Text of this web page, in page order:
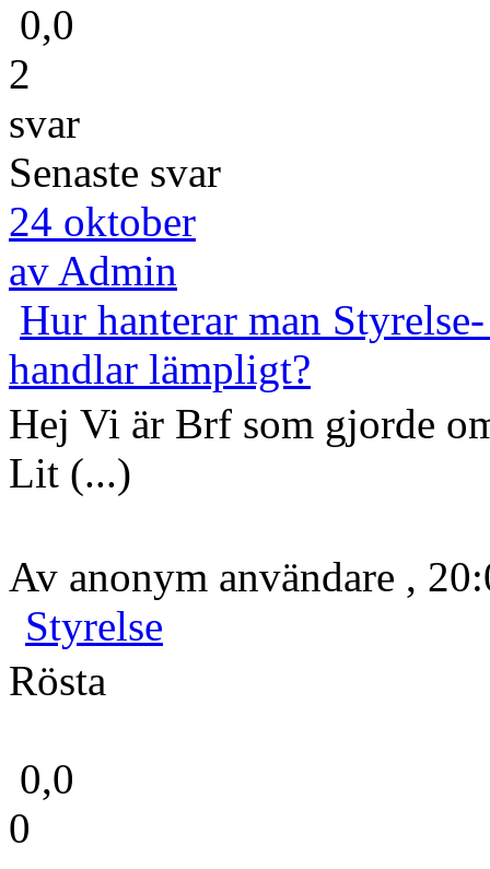
0,0
2
svar
Senaste svar
24 oktober
av Admin
Hur hanterar man
handlar lämpligt?
Hej Vi är Brf som gjorde
Lit (...)
Av anonym användare ,
Styrelse
Rösta
0,0
0